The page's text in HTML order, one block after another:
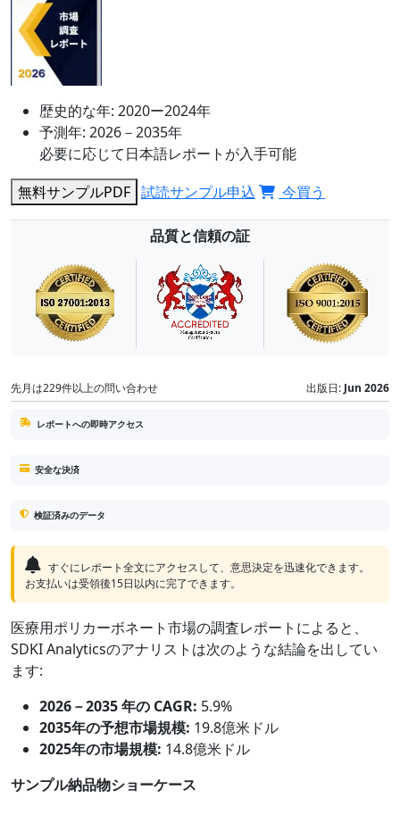
歴史的な年: 2020ー2024年
予測年: 2026－2035年
必要に応じて日本語レポートが入手可能
無料サンプルPDF 試読サンプル申込 今買う
品質と信頼の証
先月は229件以上の問い合わせ 出版日: Jun 2026
レポートへの即時アクセス
安全な決済
検証済みのデータ
すぐにレポート全文にアクセスして、意思決定を迅速化できます。
お支払いは受領後15日以内に完了できます。
医療用ポリカーボネート市場の調査レポートによると、
SDKI Analyticsのアナリストは次のような結論を出してい
ます:
2026－2035 年の CAGR: 5.9%
2035年の予想市場規模: 19.8億米ドル
2025年の市場規模: 14.8億米ドル
サンプル納品物ショーケース